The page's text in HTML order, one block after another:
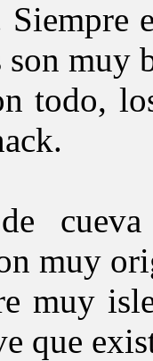
Siempre
muy
todo,
muy
muy
que